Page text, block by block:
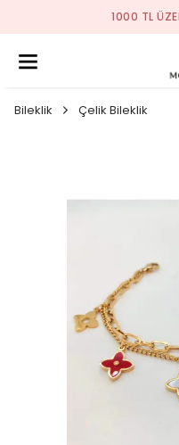
Bileklik Çelik Bileklik